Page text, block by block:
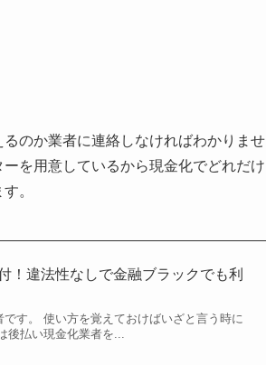
のか業者に連絡しなければわかりませ
を用意しているから現金化でどれだけ
。
！違法性なしで金融ブラックでも利
す。 使い方を覚えておけばいざと言う時に
後払い現金化業者を...